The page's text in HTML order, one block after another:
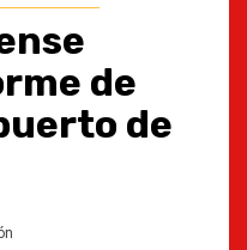
de
de